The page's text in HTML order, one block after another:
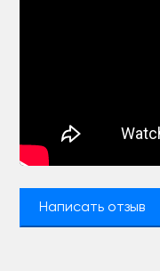
Написать отзыв